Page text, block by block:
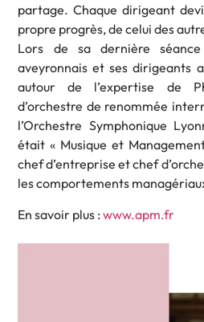
partage. Chaque dirigeant
propre progrès, de celui des
Lors de sa dernière
aveyronnais et ses dirigeants
autour de l’expertise de
d’orchestre de renommée
l’Orchestre Symphonique
était « Musique et
chef d’entreprise et chef
les comportements
En savoir plus :www.apm.fr